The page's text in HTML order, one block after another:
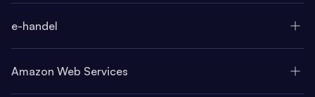
e-handel
Amazon Web Services